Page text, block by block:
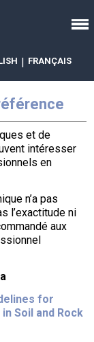
| FRANÇAIS
et de
intéresser
en
n’a pas
l’exactitude ni
aux
for
Soil and Rock